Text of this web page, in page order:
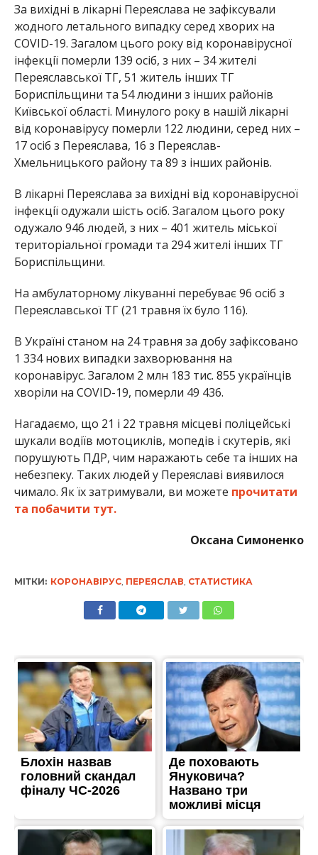
За вихідні в лікарні Переяслава не зафіксували
жодного летального випадку серед хворих на
COVID-19. Загалом цього року від коронавірусної
інфекції померли 139 осіб, з них – 34 жителі
Переяславської ТГ, 51 житель інших ТГ
Бориспільщини та 54 людини з інших районів
Київської області. Минулого року в нашій лікарні
від коронавірусу померли 122 людини, серед них –
17 осіб з Переяслава, 16 з Переяслав-
Хмельницького району та 89 з інших районів.
В лікарні Переяслава за вихідні від коронавірусної
інфекції одужали шість осіб. Загалом цього року
одужало 946 людей, з них – 401 житель міської
територіальної громади та 294 жителі інших ТГ
Бориспільщини.
На амбулаторному лікуванні перебуває 96 осіб з
Переяславської ТГ (21 травня їх було 116).
В Україні станом на 24 травня за добу зафіксовано
1 334 нових випадки захворювання на
коронавірус. Загалом 2 млн 183 тис. 855 українців
хворіли на COVID-19, померли 49 436.
Нагадаємо, що 21 і 22 травня місцеві поліцейські
шукали водіїв мотоциклів, мопедів і скутерів, які
порушують ПДР, чим наражають себе та інших на
небезпеку. Таких людей у Переяславі виявилося
чимало. Як їх затримували, ви можете прочитати
та побачити тут.
Оксана Симоненко
МІТКИ: КОРОНАВІРУС, ПЕРЕЯСЛАВ СТАТИСТИКА